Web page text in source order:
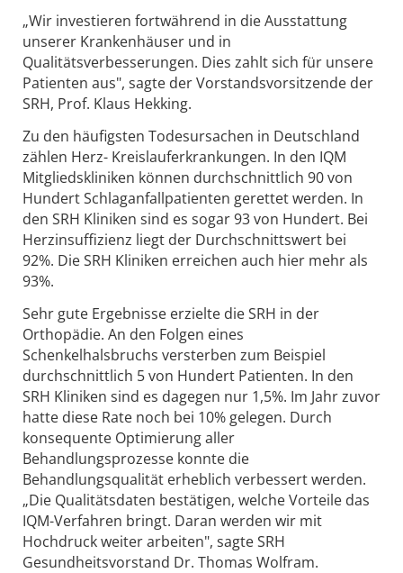
„Wir investieren fortwährend in die Ausstattung
unserer Krankenhäuser und in
Qualitätsverbesserungen. Dies zahlt sich für unsere
Patienten aus", sagte der Vorstandsvorsitzende der
SRH, Prof. Klaus Hekking.
Zu den häufigsten Todesursachen in Deutschland
zählen Herz- Kreislauferkrankungen. In den IQM
Mitgliedskliniken können durchschnittlich 90 von
Hundert Schlaganfallpatienten gerettet werden. In
den SRH Kliniken sind es sogar 93 von Hundert. Bei
Herzinsuffizienz liegt der Durchschnittswert bei
92%. Die SRH Kliniken erreichen auch hier mehr als
93%.
Sehr gute Ergebnisse erzielte die SRH in der
Orthopädie. An den Folgen eines
Schenkelhalsbruchs versterben zum Beispiel
durchschnittlich 5 von Hundert Patienten. In den
SRH Kliniken sind es dagegen nur 1,5%. Im Jahr zuvor
hatte diese Rate noch bei 10% gelegen. Durch
konsequente Optimierung aller
Behandlungsprozesse konnte die
Behandlungsqualität erheblich verbessert werden.
„Die Qualitätsdaten bestätigen, welche Vorteile das
IQM-Verfahren bringt. Daran werden wir mit
Hochdruck weiter arbeiten", sagte SRH
Gesundheitsvorstand Dr. Thomas Wolfram.